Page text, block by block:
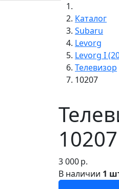
Каталог
Subaru
Levorg
Levorg I
Телевизор
10207
10207
3 000р.
В наличии 1